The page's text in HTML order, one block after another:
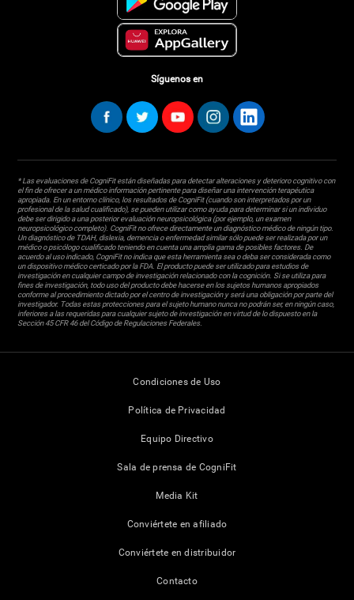
Síguenos en
* Las evaluaciones de CogniFit están diseñadas para detectar alteraciones y deterioro cognitivo con
el fin de ofrecer a un médico información pertinente para diseñar una intervención terapéutica
apropiada. En un entorno clínico, los resultados de CogniFit (cuando son interpretados por un
profesional de la salud cualificado), se pueden utilizar como ayuda para determinar si un individuo
debe ser dirigido a una posterior evaluación neuropsicológica (por ejemplo, un examen
neuropsicológico completo). CogniFit no ofrece directamente un diagnóstico médico de ningún tipo.
Un diagnóstico de TDAH, dislexia, demencia o enfermedad similar sólo puede ser realizada por un
médico o psicólogo cualificado teniendo en cuenta una amplia gama de posibles factores. De
acuerdo al uso indicado, CogniFit no indica que esta herramienta sea o deba ser considerada como
un dispositivo médico certicado por la FDA. El producto puede ser utilizado para estudios de
investigación en cualquier campo de investigación relacionado con la cognición. Si se utiliza para
fines de investigación, todo uso del producto debe hacerse en los sujetos humanos apropiados
conforme al procedimiento dictado por el centro de investigación y será una obligación por parte del
investigador. Todas estas protecciones para el sujeto humano nunca no podrán ser, en ningún caso,
inferiores a las requeridas para cualquier sujeto de investigación en virtud de lo dispuesto en la
Sección 45 CFR 46 del Código de Regulaciones Federales.
Condiciones de Uso
Política de Privacidad
Equipo Directivo
Sala de prensa de CogniFit
Media Kit
Conviértete en afiliado
Conviértete en distribuidor
Contacto